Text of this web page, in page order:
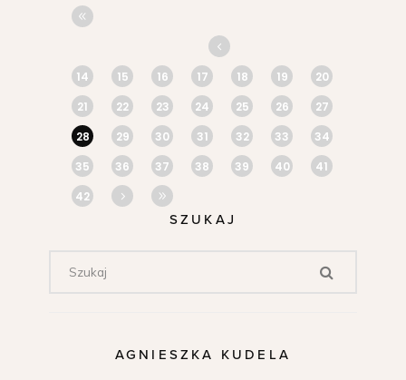
14 15 16 17 18 19
20
21
22 23 24 25 26
27
28
29 30 31 32 33
34
35
36 37 38 39 40
41
42
SZUKAJ
AGNIESZKA KUDELA